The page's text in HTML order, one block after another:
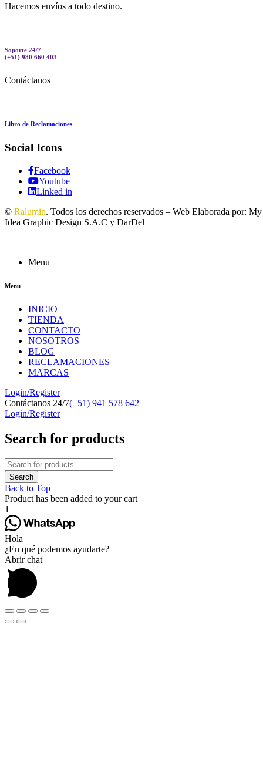
Hacemos envíos a todo destino.
Soporte 24/7
(+51) 980 660 403
Contáctanos
Libro de Reclamaciones
Social Icons
Facebook
Youtube
Linked in
© Ralumin. Todos los derechos reservados – Web Elaborada por: My
Idea Graphic Design S.A.C y DarDel
Menu
Menu
INICIO
TIENDA
CONTACTO
NOSOTROS
BLOG
RECLAMACIONES
MARCAS
Login/Register
Contáctanos 24/7(+51) 941 578 642
Login/Register
Search for products
Back to Top
Product has been added to your cart
1
Hola
¿En qué podemos ayudarte?
Abrir chat